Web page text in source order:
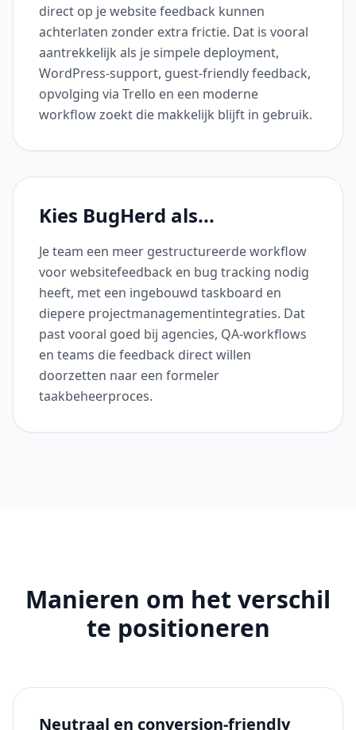
direct op je website feedback kunnen
achterlaten zonder extra frictie. Dat is vooral
aantrekkelijk als je simpele deployment,
WordPress-support, guest-friendly feedback,
opvolging via Trello en een moderne
workflow zoekt die makkelijk blijft in gebruik.
Kies BugHerd als...
Je team een meer gestructureerde workflow
voor websitefeedback en bug tracking nodig
heeft, met een ingebouwd taskboard en
diepere projectmanagementintegraties. Dat
past vooral goed bij agencies, QA-workflows
en teams die feedback direct willen
doorzetten naar een formeler
taakbeheerproces.
Manieren om het verschil
te positioneren
Neutraal en conversion-friendly